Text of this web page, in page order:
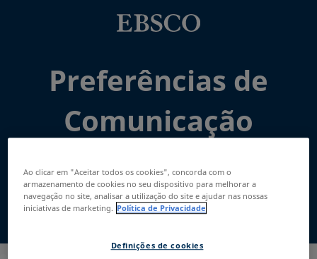
Preferências de
Comunicação
Ao clicar em "Aceitar todos os cookies", concorda com o
armazenamento de cookies no seu dispositivo para melhorar a
navegação no site, analisar a utilização do site e ajudar nas nossas
iniciativas de marketing. Política de Privacidade
Definições de cookies